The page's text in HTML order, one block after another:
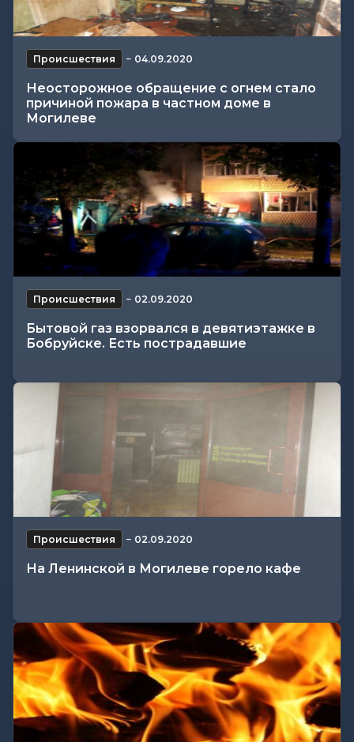
Происшествия − 04.09.2020
Неосторожное обращение с огнем стало
причиной пожара в частном доме в
Могилеве
Происшествия − 02.09.2020
Бытовой газ взорвался в девятиэтажке в
Бобруйске. Есть пострадавшие
Происшествия − 02.09.2020
На Ленинской в Могилеве горело кафе